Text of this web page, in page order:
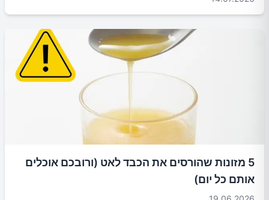
5 מזונות שהורסים את הכבד לאט (ורובכם אוכלים
אותם כל יום)